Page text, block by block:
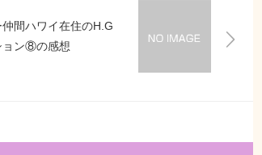
仲間ハワイ在住のH.G
ョン⑧の感想